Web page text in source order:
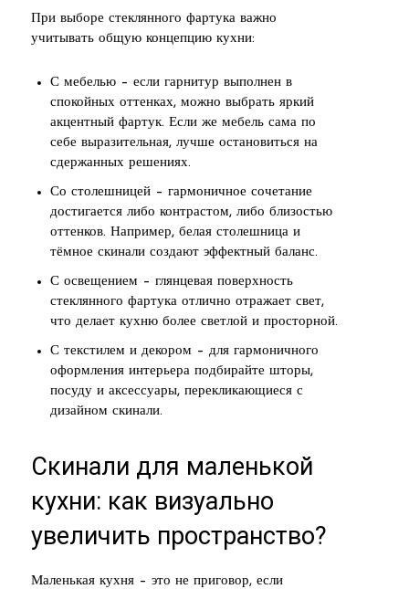
При выборе стеклянного фартука важно
учитывать общую концепцию кухни:
С мебелью – если гарнитур выполнен в
спокойных оттенках, можно выбрать яркий
акцентный фартук. Если же мебель сама по
себе выразительная, лучше остановиться на
сдержанных решениях.
Со столешницей – гармоничное сочетание
достигается либо контрастом, либо близостью
оттенков. Например, белая столешница и
тёмное скинали создают эффектный баланс.
С освещением – глянцевая поверхность
стеклянного фартука отлично отражает свет,
что делает кухню более светлой и просторной.
С текстилем и декором – для гармоничного
оформления интерьера подбирайте шторы,
посуду и аксессуары, перекликающиеся с
дизайном скинали.
Скинали для маленькой
кухни: как визуально
увеличить пространство?
Маленькая кухня – это не приговор, если